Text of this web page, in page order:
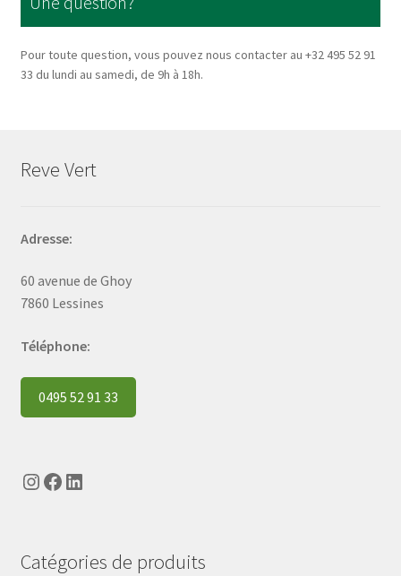
Pour toute question, vous pouvez nous contacter au +32 495 52 91
33 du lundi au samedi, de 9h à 18h.
Reve Vert
Adresse:
60 avenue de Ghoy
7860 Lessines
Téléphone:
0495 52 91 33
Instagram
Facebook
LinkedIn
Catégories de produits